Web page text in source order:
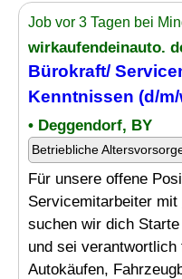
Job vor 3 Tagen bei
wirkaufendeinauto.
Bürokraft/
Kenntnissen (d/
• Deggendorf, BY
Betriebliche
Für unsere offene
Servicemitarbeiter mit
suchen wir dich
und sei
Autokäufen,